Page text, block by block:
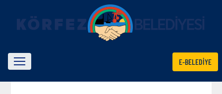
E-BELEDİYE